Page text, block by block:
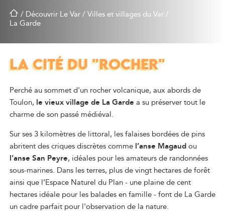
/ Découvrir Le Var/Villes et villages du Var/
La Garde
LA CITÉ DU "ROCHER"
Perché au sommet d'un rocher volcanique, aux abords de
Toulon, le vieux village de La Garde a su préserver tout le
charme de son passé médiéval.
Sur ses 3 kilomètres de littoral, les falaises bordées de pins
abritent des criques discrètes comme l’anse Magaudou
l’anse San Peyre, idéales pour les amateurs de randonnées
sous-marines. Dans les terres, plus de vingt hectares de forêt
ainsi que l’Espace Naturel du Plan - une plaine de cent
hectares idéale pour les balades en famille - font de La Garde
un cadre parfait pour l'observation de la nature.